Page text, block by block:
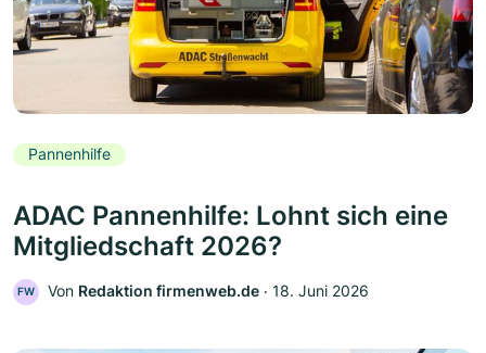
Pannenhilfe
ADAC Pannenhilfe: Lohnt sich eine
Mitgliedschaft 2026?
FW Von Redaktion firmenweb.de ‧ 18. Juni 2026